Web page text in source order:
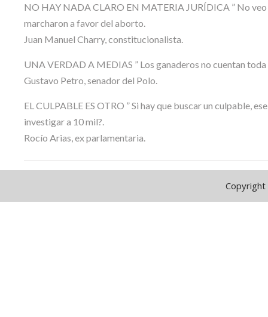
NO HAY NADA CLARO EN MATERIA JURÍDICA ” No
marcharon a favor del aborto.
Juan Manuel Charry, constitucionalista.
UNA VERDAD A MEDIAS ” Los ganaderos no cuentan
Gustavo Petro, senador del Polo.
EL CULPABLE ES OTRO ” Si hay que buscar un culpable,
investigar a 10 mil?.
Rocío Arias, ex parlamentaria.
Copyright